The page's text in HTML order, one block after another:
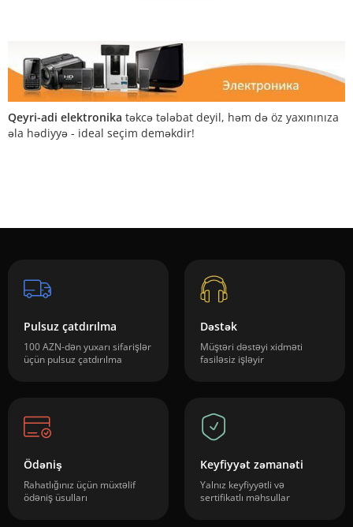
Qeyri-adi elektronika təkcə tələbat deyil, həm də öz yaxınınıza
əla hədiyyə - ideal seçim deməkdir!
Pulsuz çatdırılma
100 AZN-dən yuxarı sifarişlər
üçün pulsuz çatdırılma
Dəstək
Müştəri dəstəyi xidməti
fasiləsiz işləyir
Ödəniş
Rahatlığınız üçün müxtəlif
ödəniş üsulları
Keyfiyyət zəmanəti
Yalnız keyfiyyətli və
sertifikatlı məhsullar